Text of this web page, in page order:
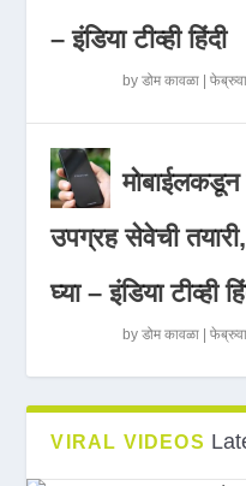
– इंडिया टीव्ही हिंदी
byडोम कावळा |
उपग्रह सेवेची
घ्या – इंडिया टीव्ही
byडोम कावळा |
VIRAL VIDEOS